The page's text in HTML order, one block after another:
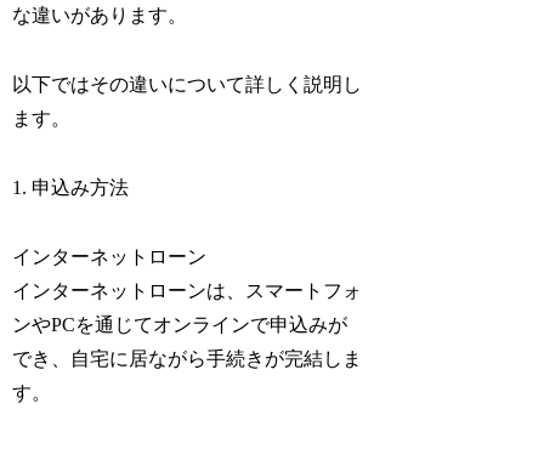
な違いがあります。
以下ではその違いについて詳しく説明し
ます。
1. 申込み方法
インターネットローン
インターネットローンは、スマートフォ
ンやPCを通じてオンラインで申込みが
でき、自宅に居ながら手続きが完結しま
す。